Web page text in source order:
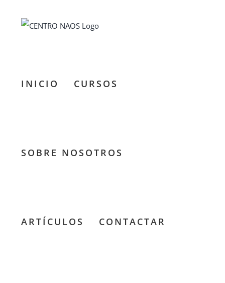
INICIO CURSOS
SOBRE NOSOTROS
ARTÍCULOS CONTACTAR